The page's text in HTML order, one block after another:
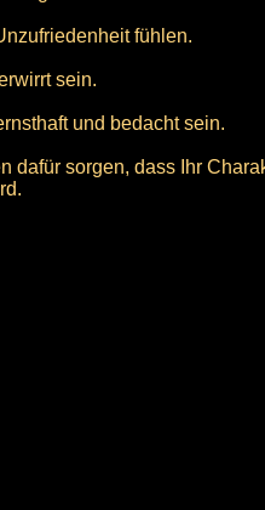
fühlen.
sein.
und bedacht sein.
dafür sorgen, dass Ihr